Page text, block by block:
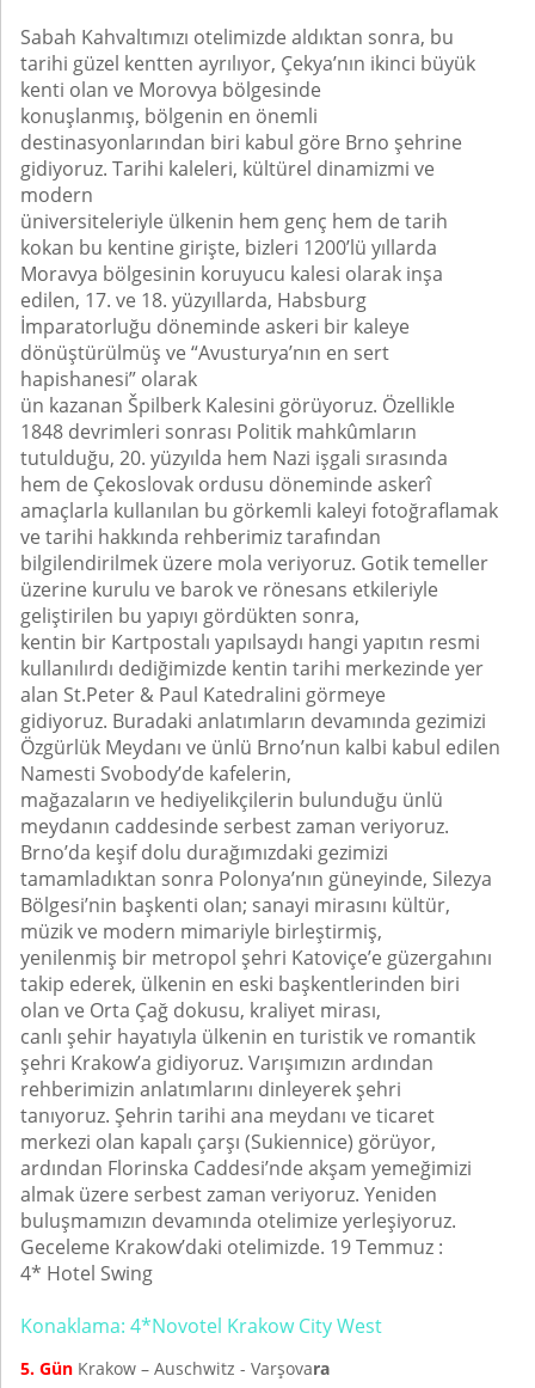
Sabah Kahvaltımızı otelimizde aldıktan sonra, bu
tarihi güzel kentten ayrılıyor, Çekya’nın ikinci büyük
kenti olan ve Morovya bölgesinde
konuşlanmış, bölgenin en önemli
destinasyonlarından biri kabul göre Brno şehrine
gidiyoruz. Tarihi kaleleri, kültürel dinamizmi ve
modern
üniversiteleriyle ülkenin hem genç hem de tarih
kokan bu kentine girişte, bizleri 1200’lü yıllarda
Moravya bölgesinin koruyucu kalesi olarak inşa
edilen, 17. ve 18. yüzyıllarda, Habsburg
İmparatorluğu döneminde askeri bir kaleye
dönüştürülmüş ve “Avusturya’nın en sert
hapishanesi” olarak
ün kazanan Špilberk Kalesini görüyoruz. Özellikle
1848 devrimleri sonrası Politik mahkûmların
tutulduğu, 20. yüzyılda hem Nazi işgali sırasında
hem de Çekoslovak ordusu döneminde askerî
amaçlarla kullanılan bu görkemli kaleyi fotoğraflamak
ve tarihi hakkında rehberimiz tarafından
bilgilendirilmek üzere mola veriyoruz. Gotik temeller
üzerine kurulu ve barok ve rönesans etkileriyle
geliştirilen bu yapıyı gördükten sonra,
kentin bir Kartpostalı yapılsaydı hangi yapıtın resmi
kullanılırdı dediğimizde kentin tarihi merkezinde yer
alan St.Peter & Paul Katedralini görmeye
gidiyoruz. Buradaki anlatımların devamında gezimizi
Özgürlük Meydanı ve ünlü Brno’nun kalbi kabul edilen
Namesti Svobody’de kafelerin,
mağazaların ve hediyelikçilerin bulunduğu ünlü
meydanın caddesinde serbest zaman veriyoruz.
Brno’da keşif dolu durağımızdaki gezimizi
tamamladıktan sonra Polonya’nın güneyinde, Silezya
Bölgesi’nin başkenti olan; sanayi mirasını kültür,
müzik ve modern mimariyle birleştirmiş,
yenilenmiş bir metropol şehri Katoviçe’e güzergahını
takip ederek, ülkenin en eski başkentlerinden biri
olan ve Orta Çağ dokusu, kraliyet mirası,
canlı şehir hayatıyla ülkenin en turistik ve romantik
şehri Krakow’a gidiyoruz. Varışımızın ardından
rehberimizin anlatımlarını dinleyerek şehri
tanıyoruz. Şehrin tarihi ana meydanı ve ticaret
merkezi olan kapalı çarşı (Sukiennice) görüyor,
ardından Florinska Caddesi’nde akşam yemeğimizi
almak üzere serbest zaman veriyoruz. Yeniden
buluşmamızın devamında otelimize yerleşiyoruz.
Geceleme Krakow’daki otelimizde. 19 Temmuz :
4* Hotel Swing
Konaklama: 4*Novotel Krakow City West
5. Gün Krakow – Auschwitz - Varşovara